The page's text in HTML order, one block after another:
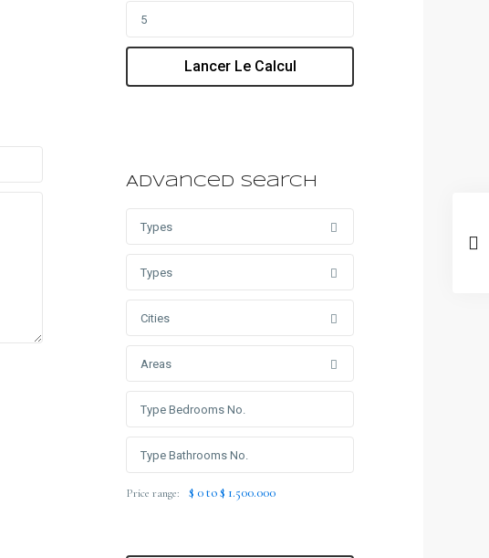
Lancer Le Calcul
Advanced Search
Types
Types
Cities
Areas
Price range: $ 0 to $ 1.500.000